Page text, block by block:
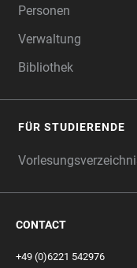
Personen
Verwaltung
Bibliothek
FÜR STUDIERENDE
CONTACT
+49 (0)6221 542976